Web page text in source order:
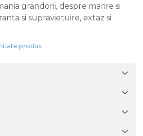
grandorii, despre marire si
si supravietuire, extaz si
produs